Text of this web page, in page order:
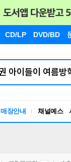
CD/LP DVD/BD
매장안내 채널예스